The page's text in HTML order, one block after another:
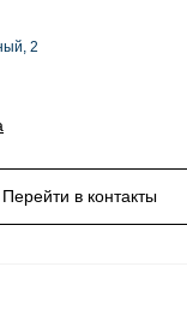
2
Перейти в контакты